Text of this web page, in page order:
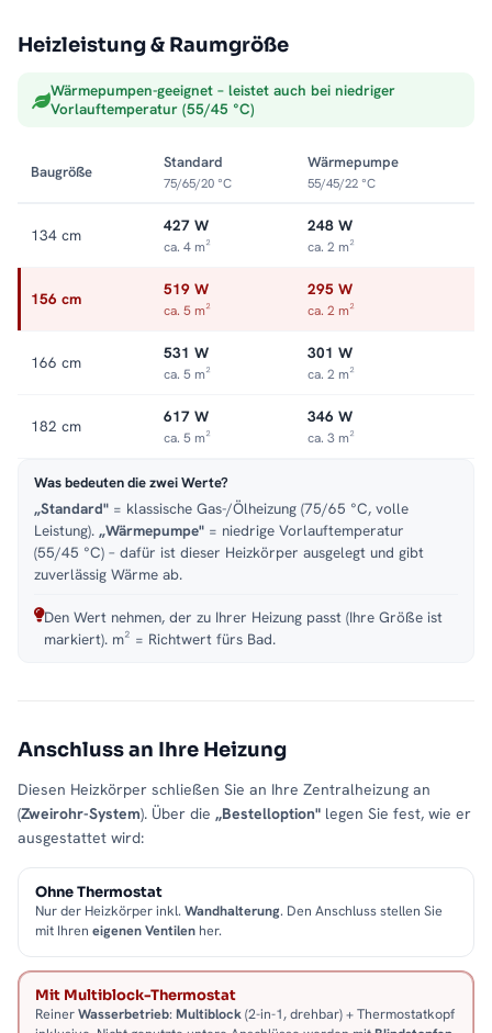
Trockene Handtücher, frisches Bad
Der ZEBRABadheizkörperhält Handtücher trocken und das
ein frisches, gemütliches Raumgefühl.
Passende Varianten, Zubehör & Service
Passendes Zubehör: auch als elektrische Variante erhältlich
Service:
Heizleistung & Raumgröße
Wärmepumpen-geeignet – leistet auch bei niedriger
Vorlauftemperatur (55/45 °C)
Baugröße
Standard
75/65/20 °C
Wärmepumpe
55/45/22 °C
134 cm 427 W
ca. 4 m²
248 W
ca. 2 m²
156 cm 519 W
ca. 5 m²
295 W
ca. 2 m²
166 cm 531 W
ca. 5 m²
301 W
ca. 2 m²
182 cm 617 W
ca. 5 m²
346 W
ca. 3 m²
Was bedeuten die zwei Werte?
„Standard" = klassische Gas-/Ölheizung (75/65 °C, volle
Leistung). „Wärmepumpe" = niedrige Vorlauftemperatur
(55/45 °C) – dafür ist dieser Heizkörper ausgelegt und gibt
zuverlässig Wärme ab.
Den Wert nehmen, der zu Ihrer Heizung passt (Ihre Größe ist
markiert). m² = Richtwert fürs Bad.
Anschluss an Ihre Heizung
Diesen Heizkörper schließen Sie an Ihre Zentralheizung an
(Zweirohr-System). Über die „Bestelloption" legen Sie fest, wie er
ausgestattet wird:
Ohne Thermostat
Nur der Heizkörper inkl. Wandhalterung. Den Anschluss stellen Sie
mit Ihren eigenen Ventilen her.
Mit Multiblock-Thermostat
ReinerWasserbetrieb: Multiblock(2-in-1, drehbar) + Thermostatkopf